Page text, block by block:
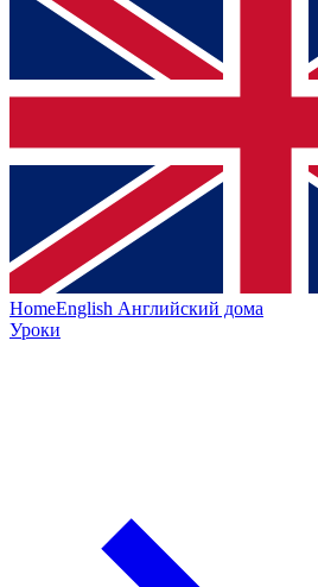
HomeEnglish Английский дома
Уроки